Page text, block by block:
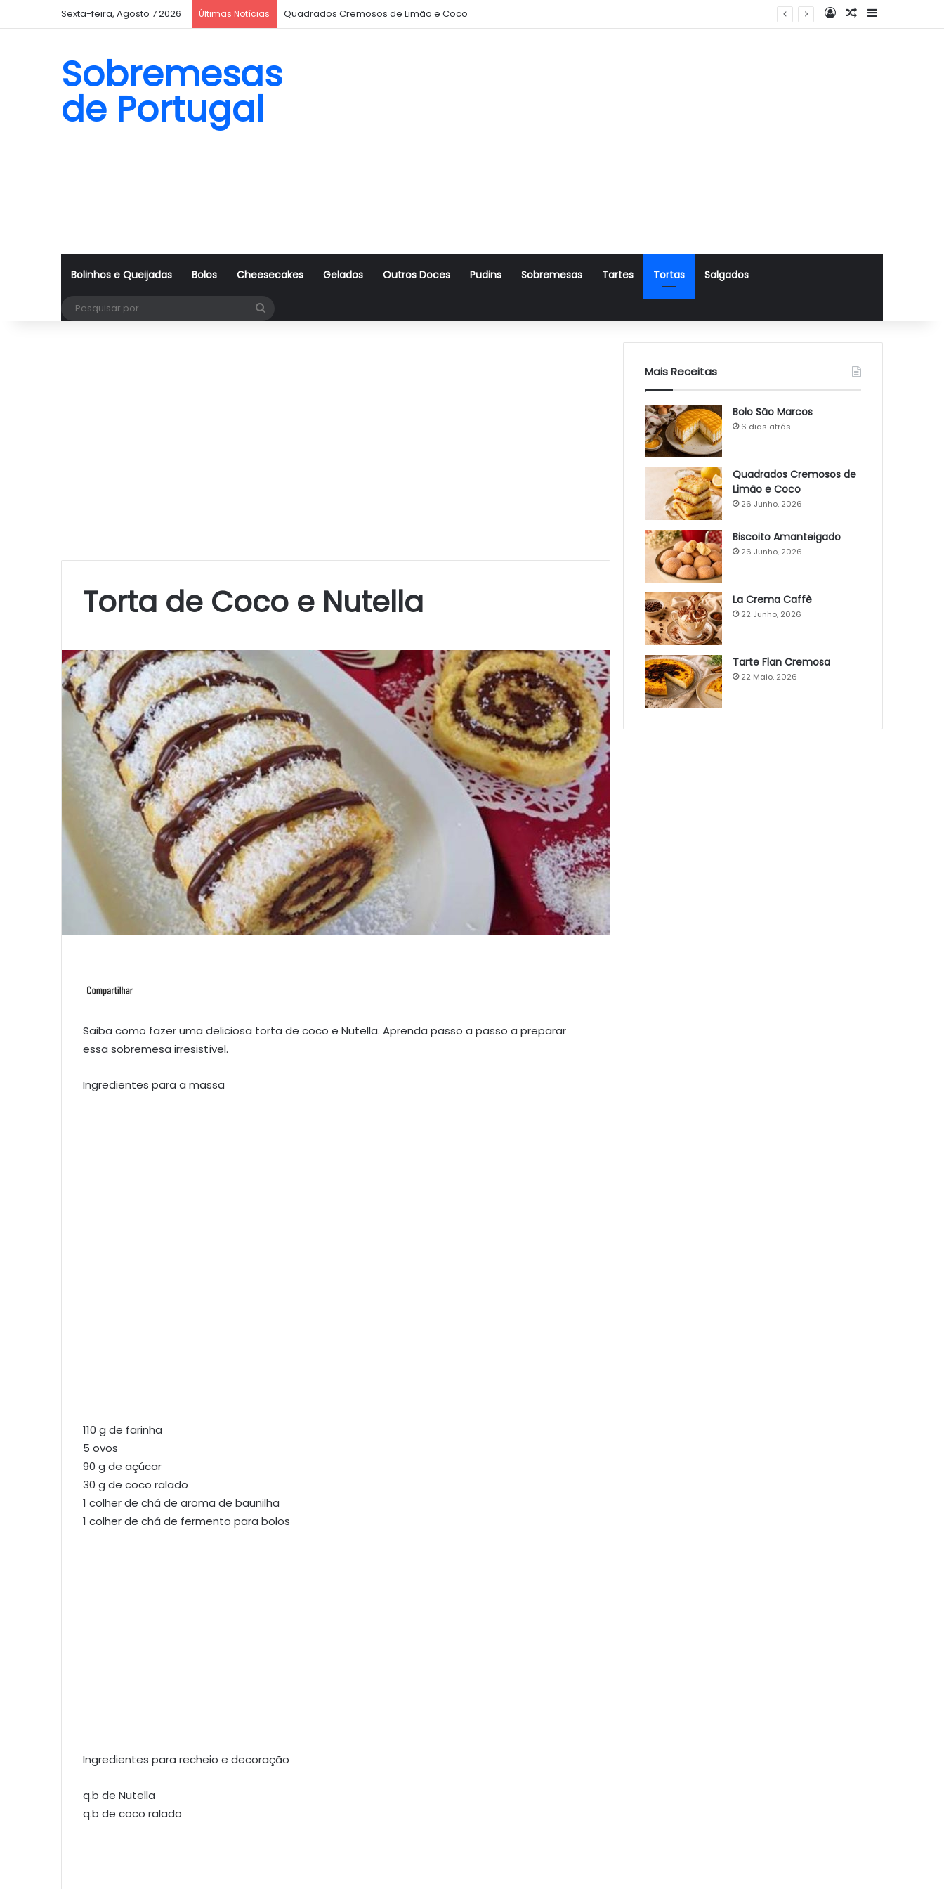
Sexta-feira, Agosto 7 2026 Últimas Notícias Quadrados Cremosos de Limão e Coco Log InArtigo Aleatório
Sidebar
Sobremesas
de Portugal
Bolinhos e Queijadas Bolos Cheesecakes Gelados Outros Doces Pudins Sobremesas Tartes Tortas Salgados
Torta de Coco e Nutella
Saiba como fazer uma deliciosa torta de coco e Nutella. Aprenda passo a passo a preparar
essa sobremesa irresistível.
Ingredientes para a massa
110 g de farinha
5 ovos
90 g de açúcar
30 g de coco ralado
1 colher de chá de aroma de baunilha
1 colher de chá de fermento para bolos
Ingredientes para recheio e decoração
q.b de Nutella
q.b de coco ralado
Mais Receitas
Bolo São Marcos
6 dias atrás
Quadrados Cremosos de
Limão e Coco
26 Junho, 2026
Biscoito Amanteigado
26 Junho, 2026
La Crema Caffè
22 Junho, 2026
Tarte Flan Cremosa
22 Maio, 2026